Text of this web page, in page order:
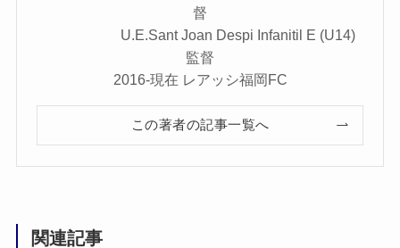
督
U.E.Sant Joan Despi Infanitil E (U14)
監督
2016-現在 レアッシ福岡FC
この著者の記事一覧へ
関連記事